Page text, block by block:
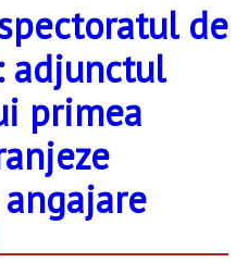
de
adjunctul
primea